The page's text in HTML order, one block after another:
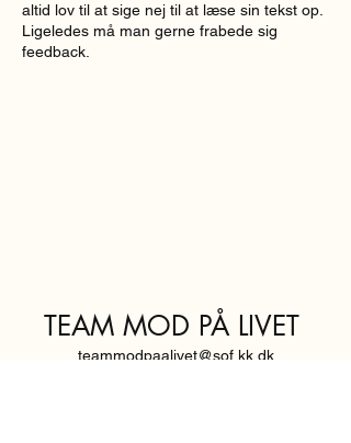
altid lov til at sige nej til at læse sin tekst op.
Ligeledes må man gerne frabede sig
feedback.
TEAM MOD PÅ LIVET
teammodpaalivet@sof.kk.dk